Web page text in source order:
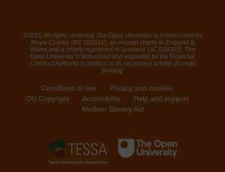
©2021. All rights reserved. The Open University is incorporated by
Royal Charter (RC 000391), an exempt charity in England &
Wales and a charity registered in Scotland (SC 038302). The
Open University is authorised and regulated by the Financial
Conduct Authority in relation to its secondary activity of credit
broking.
Conditions of use
Privacy and cookies
OU Copyright
Accessibility
Help and support
Modern Slavery Act